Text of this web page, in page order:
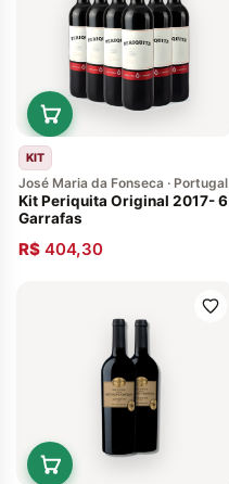
KIT
José Maria da Fonseca · Portugal
Kit Periquita Original 2017- 6
Garrafas
R$ 404,30